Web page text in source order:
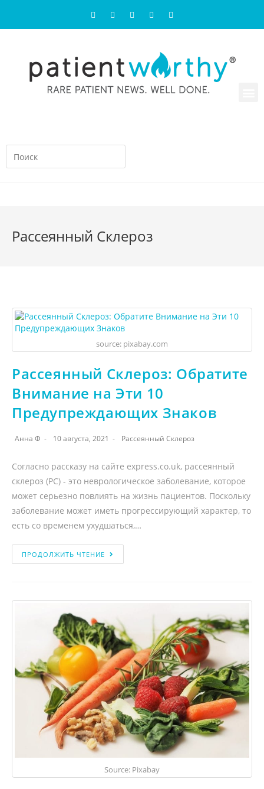
Рассеянный Склероз
source: pixabay.com
Рассеянный Склероз: Обратите
Внимание на Эти 10
Предупреждающих Знаков
Анна Ф 10 августа, 2021 Рассеянный Склероз
Согласно рассказу на сайте express.co.uk, рассеянный
склероз (РС) - это неврологическое заболевание, которое
может серьезно повлиять на жизнь пациентов. Поскольку
заболевание может иметь прогрессирующий характер, то
есть со временем ухудшаться,…
ПРОДОЛЖИТЬ ЧТЕНИЕ
Source: Pixabay